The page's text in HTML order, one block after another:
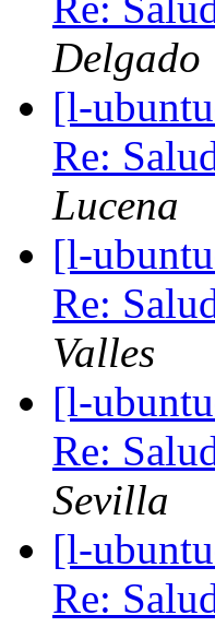
Delgado
[l-
Re:
Lucena
[l-
Re:
Valles
[l-
Re:
Sevilla
[l-
Re: